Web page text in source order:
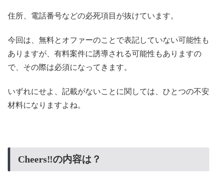
住所、電話番号などの必死項目が抜けています。
今回は、無料とオファーのことで表記していない可能性も
ありますが、有料案件に誘導される可能性もありますの
で、その際は必須になってきます。
いずれにせよ、記載がないことに関しては、ひとつの不安
材料になりますよね。
Cheers‼の内容は？